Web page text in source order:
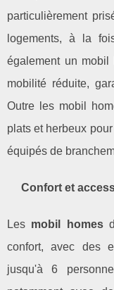
particulièrement
logements, à la
également un
mobilité réduite,
Outre les mobil
plats et herbeux
équipés de
Confort et
Les mobil homes
confort, avec des
jusqu'à 6